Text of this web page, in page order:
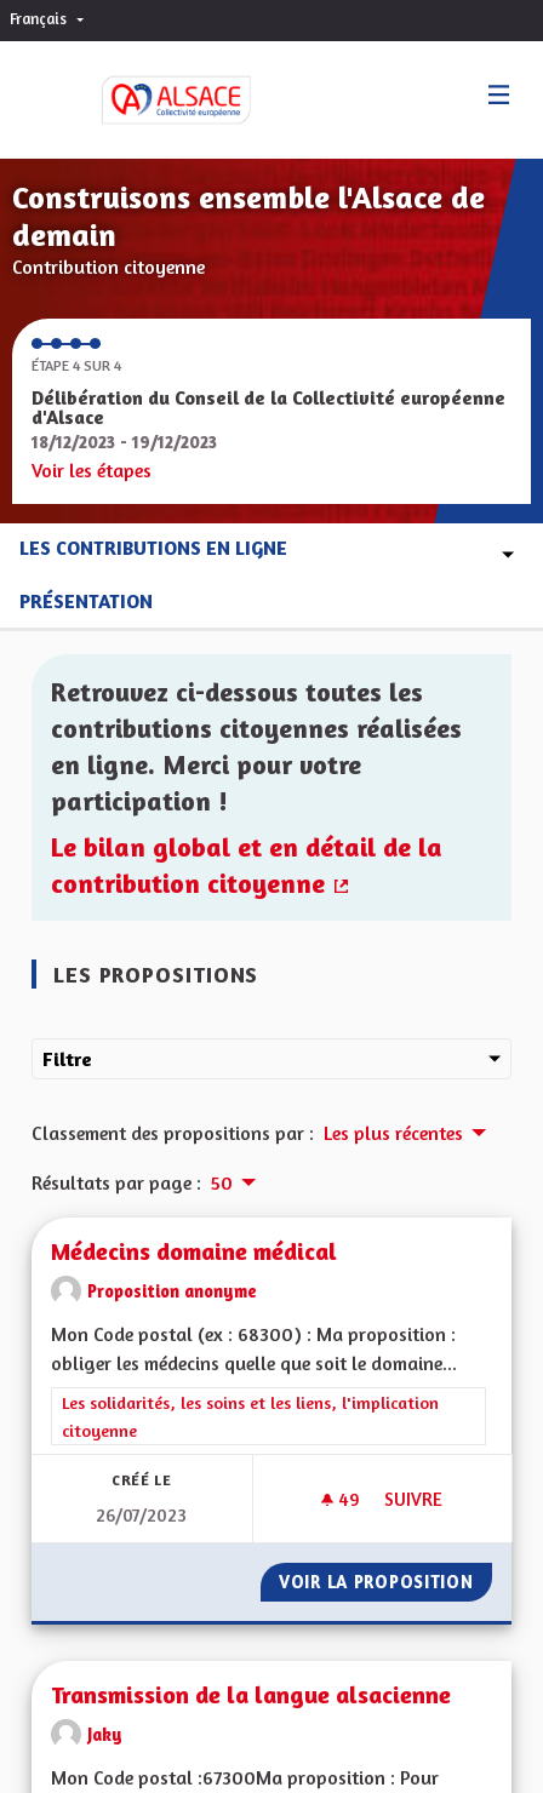
Français Choisir la langue
Construisons ensemble l'Alsace de
demain
Contribution citoyenne
ÉTAPE 4 SUR 4
Délibération du Conseil de la Collectivité européenne
d'Alsace
18/12/2023 - 19/12/2023
Voir les étapes
LES CONTRIBUTIONS EN LIGNE
PRÉSENTATION
Retrouvez ci-dessous toutes les
contributions citoyennes réalisées
en ligne. Merci pour votre
participation !
Le bilan global et en détail de la
contribution citoyenne
LES PROPOSITIONS
Filtre
Classement des propositions par : Les plus récentes
Résultats par page : 50
Médecins domaine médical
Proposition anonyme
Mon Code postal (ex : 68300) : Ma proposition :
obliger les médecins quelle que soit le domaine...
Filtrer les résultats de la catégorie : Les solidarités, les soins
Les solidarités, les soins et les liens, l'implication
citoyenne
CRÉÉ LE
26/07/2023
49 49 ABONNÉS
SUIVRE
VOIR LA PROPOSITION
Transmission de la langue alsacienne
Jaky
Mon Code postal :67300Ma proposition : Pour